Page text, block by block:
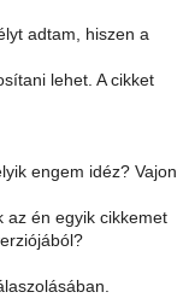
adtam, hiszen a
lehet. A cikket
engem idéz? Vajon
az én egyik cikkemet